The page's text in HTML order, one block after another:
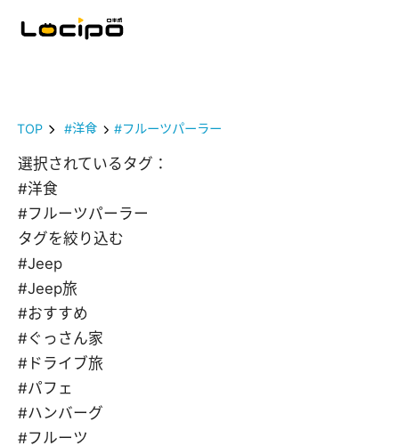
TOP #洋食 #フルーツパーラー
選択されているタグ：
#洋食
#フルーツパーラー
タグを絞り込む
#Jeep
#Jeep旅
#おすすめ
#ぐっさん家
#ドライブ旅
#パフェ
#ハンバーグ
#フルーツ